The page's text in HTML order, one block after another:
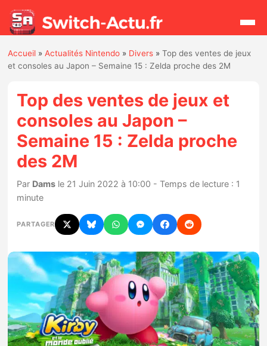
Rechercher
Actualités
Jeux
Hardware
Mises à jour
Chiffres de ventes
Rumeurs
Nintendo Direct
Tests et previews
Accueil »Actualités Nintendo » Divers »Top des ventes de jeux
et consoles au Japon – Semaine 15 : Zelda proche des 2M
Top des ventes de jeux et
consoles au Japon –
Semaine 15 : Zelda proche
des 2M
Par Dams le 21 Juin 2022 à 10:00 - Temps de lecture : 1
minute
PARTAGER